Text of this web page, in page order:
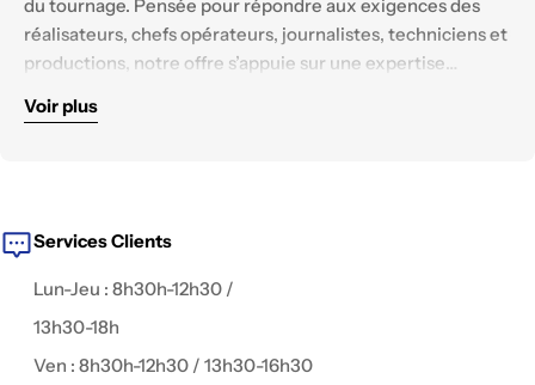
du tournage. Pensée pour répondre aux exigences des
réalisateurs, chefs opérateurs, journalistes, techniciens et
productions, notre offre s’appuie sur une expertise
renouvelé.
Nous mettons à disposition des équipements
digital.
Voir plus
Services Clients
Lun-Jeu : 8h30h-12h30 /
13h30-18h
Ven : 8h30h-12h30 / 13h30-16h30